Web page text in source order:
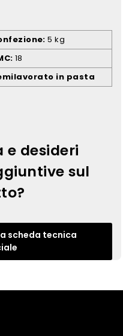
5 kg
18
in pasta
e desideri
sul
scheda tecnica